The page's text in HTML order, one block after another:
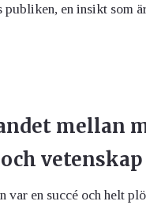
publiken, en insikt som
mellan
vetenskap
var en succé och helt